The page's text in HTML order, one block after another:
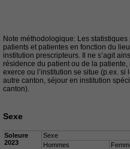
Note méthodologique: Les
patients et patientes en fonction du
institution prescripteurs. Il ne s’agit
résidence du patient ou de la
exerce ou l’institution se situe (p.ex.
autre canton, séjour en institution
canton).
Sexe
Soleure
2023
Sexe
Hommes